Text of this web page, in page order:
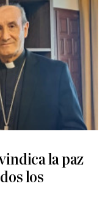
la paz
los